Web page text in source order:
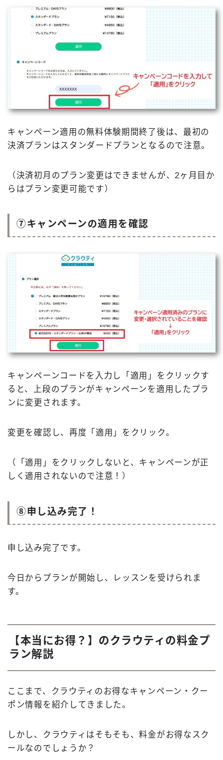
キャンペーン適用の無料体験期間終了後は、最初の
決済プランはスタンダードプランとなるので注意。
（決済初月のプラン変更はできませんが、2ヶ月目か
らはプラン変更可能です）
⑦キャンペーンの適用を確認
キャンペーンコードを入力し「適用」をクリックす
ると、上段のプランがキャンペーンを適用したプラ
ンに変更されます。
変更を確認し、再度「適用」をクリック。
（「適用」をクリックしないと、キャンペーンが正
しく適用されないので注意！）
⑧申し込み完了！
申し込み完了です。
今日からプランが開始し、レッスンを受けられま
す。
【本当にお得？】のクラウティの料金プ
ラン解説
ここまで、クラウティのお得なキャンペーン・クー
ポン情報を紹介してきました。
しかし、クラウティはそもそも、料金がお得なスク
ールなのでしょうか？